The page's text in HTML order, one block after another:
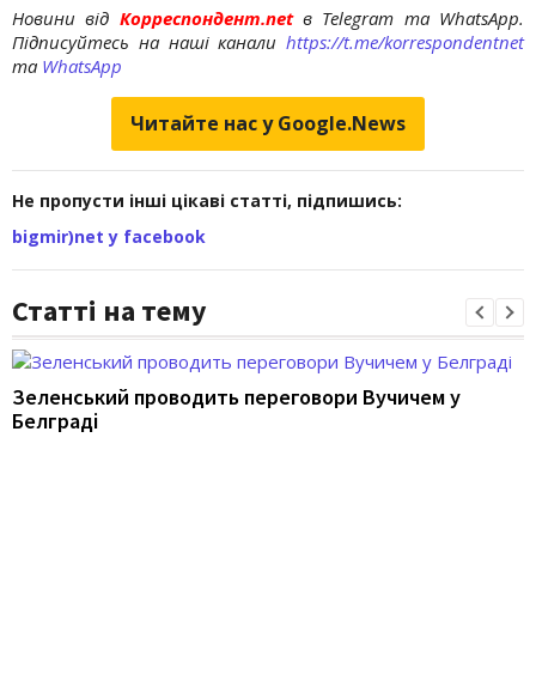
Новини від Корреспондент.netв Telegram та WhatsApp.
Підписуйтесь на наші канали https://t.me/korrespondentnet
та WhatsApp
Читайте нас у Google.News
Не пропусти інші цікаві статті, підпишись:
bigmir)net у facebook
Статті на тему
Зеленський проводить переговори Вучичем у
Белграді